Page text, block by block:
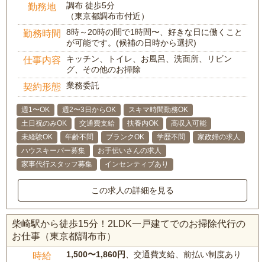
勤務地
調布 徒歩5分
（東京都調布市付近）
勤務時間
8時～20時の間で1時間〜、好きな日に働くこと
が可能です。(候補の日時から選択)
仕事内容
キッチン、トイレ、お風呂、洗面所、リビン
グ、その他のお掃除
契約形態 業務委託
週1〜OK 週2〜3日からOK
スキマ時間勤務OK
土日祝のみOK
交通費支給 扶養内OK
高収入可能
未経験OK
年齢不問 ブランクOK 学歴不問
家政婦の求人
ハウスキーパー募集
お手伝いさんの求人
家事代行スタッフ募集
インセンティブあり
この求人の詳細を見る
柴崎駅から徒歩15分！2LDK一戸建てでのお掃除代行の
お仕事（東京都調布市）
時給 1,500〜1,860円、交通費支給、前払い制度あり